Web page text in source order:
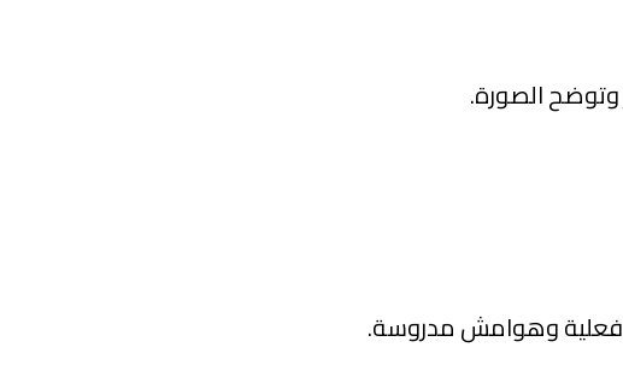
الصورة.
فعلية وهوامش مدروسة.